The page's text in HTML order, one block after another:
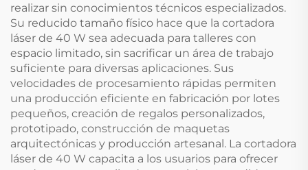
realizar sin conocimientos técnicos especializados.
Su reducido tamaño físico hace que la cortadora
láser de 40 W sea adecuada para talleres con
espacio limitado, sin sacrificar un área de trabajo
suficiente para diversas aplicaciones. Sus
velocidades de procesamiento rápidas permiten
una producción eficiente en fabricación por lotes
pequeños, creación de regalos personalizados,
prototipado, construcción de maquetas
arquitectónicas y producción artesanal. La cortadora
láser de 40 W capacita a los usuarios para ofrecer